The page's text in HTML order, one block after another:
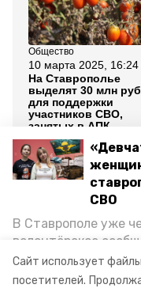
Сайт использует
посетителей.
СВО
В Ставрополе уже
волонтёрское
организуют сборы
участников
Общество
10 марта 2025, 16:24
На Ставрополье
выделят 30 млн
для поддержки
участников СВО,
занятых в АПК
Все новости
губернатор